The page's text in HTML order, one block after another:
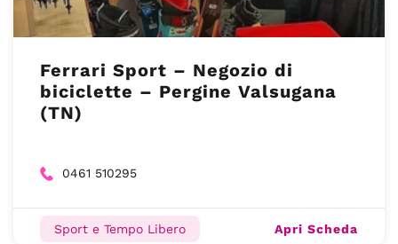
Ferrari Sport – Negozio di
biciclette – Pergine Valsugana
(TN)
0461 510295
Sport e Tempo Libero Apri Scheda